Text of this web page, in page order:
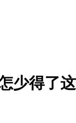
少得了